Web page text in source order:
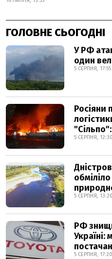
ГОЛОВНЕ СЬОГОДНІ
У РФ
один
5 СЕРПНЯ, 17:55
Росіяни
5 СЕРПНЯ, 12:30
5 СЕРПНЯ, 13:20
РФ
Україні:
5 СЕРПНЯ, 17:20